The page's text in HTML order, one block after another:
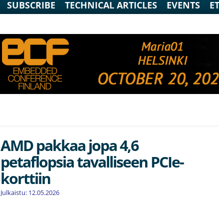
SUBSCRIBE TECHNICAL ARTICLES EVENTS
AMD pakkaa jopa 4,6
petaflopsia tavalliseen PCIe-
korttiin
Julkaistu: 12.05.2026